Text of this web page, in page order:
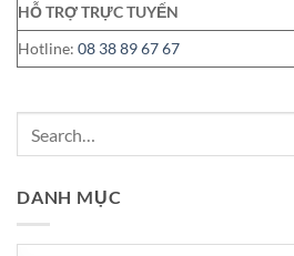
HỖ TRỢ TRỰC TUYẾN
Hotline: 08 38 89 67 67
DANH MỤC